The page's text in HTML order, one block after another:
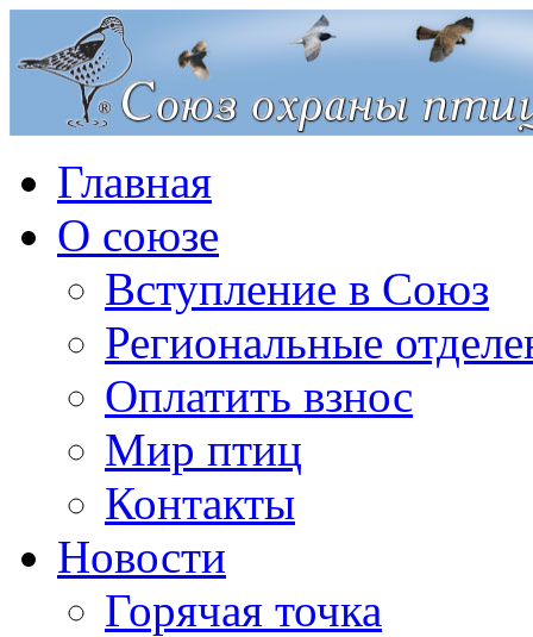
Главная
О союзе
Вступление в Союз
Региональные
Оплатить взнос
Мир птиц
Контакты
Новости
Горячая точка